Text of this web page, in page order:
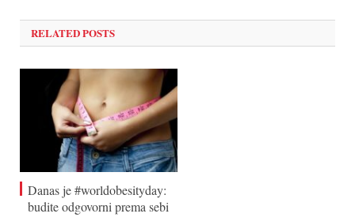
RELATED POSTS
Danas je #worldobesityday:
budite odgovorni prema sebi